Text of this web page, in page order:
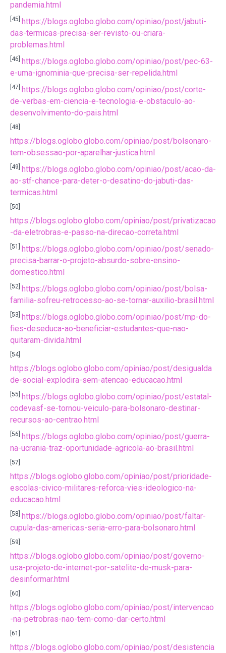
pandemia.html
[45] https://blogs.oglobo.globo.com/opiniao/post/jabuti-
das-termicas-precisa-ser-revisto-ou-criara-
problemas.html
[46] https://blogs.oglobo.globo.com/opiniao/post/pec-63-
e-uma-ignominia-que-precisa-ser-repelida.html
[47] https://blogs.oglobo.globo.com/opiniao/post/corte-
de-verbas-em-ciencia-e-tecnologia-e-obstaculo-ao-
desenvolvimento-do-pais.html
[48]
https://blogs.oglobo.globo.com/opiniao/post/bolsonaro-
tem-obsessao-por-aparelhar-justica.html
[49] https://blogs.oglobo.globo.com/opiniao/post/acao-da-
ao-stf-chance-para-deter-o-desatino-do-jabuti-das-
termicas.html
[50]
https://blogs.oglobo.globo.com/opiniao/post/privatizacao
-da-eletrobras-e-passo-na-direcao-correta.html
[51] https://blogs.oglobo.globo.com/opiniao/post/senado-
precisa-barrar-o-projeto-absurdo-sobre-ensino-
domestico.html
[52] https://blogs.oglobo.globo.com/opiniao/post/bolsa-
familia-sofreu-retrocesso-ao-se-tornar-auxilio-brasil.html
[53] https://blogs.oglobo.globo.com/opiniao/post/mp-do-
fies-deseduca-ao-beneficiar-estudantes-que-nao-
quitaram-divida.html
[54]
https://blogs.oglobo.globo.com/opiniao/post/desigualda
de-social-explodira-sem-atencao-educacao.html
[55] https://blogs.oglobo.globo.com/opiniao/post/estatal-
codevasf-se-tornou-veiculo-para-bolsonaro-destinar-
recursos-ao-centrao.html
[56] https://blogs.oglobo.globo.com/opiniao/post/guerra-
na-ucrania-traz-oportunidade-agricola-ao-brasil.html
[57]
https://blogs.oglobo.globo.com/opiniao/post/prioridade-
escolas-civico-militares-reforca-vies-ideologico-na-
educacao.html
[58] https://blogs.oglobo.globo.com/opiniao/post/faltar-
cupula-das-americas-seria-erro-para-bolsonaro.html
[59]
https://blogs.oglobo.globo.com/opiniao/post/governo-
usa-projeto-de-internet-por-satelite-de-musk-para-
desinformar.html
[60]
https://blogs.oglobo.globo.com/opiniao/post/intervencao
-na-petrobras-nao-tem-como-dar-certo.html
[61]
https://blogs.oglobo.globo.com/opiniao/post/desistencia